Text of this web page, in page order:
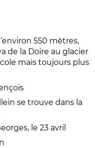
550 mètres,
de la Doire au glacier
mais toujours plus
se trouve dans la
le 23 avril